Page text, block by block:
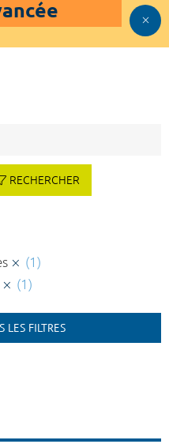
RECHERCHER
(1)
(1)
LES FILTRES